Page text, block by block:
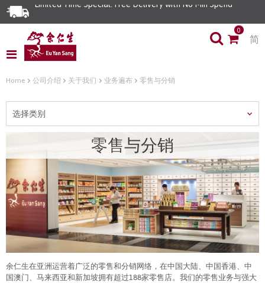
Limited Time Special: Free Delivery with No Min Spend
0
简
Home 公司介绍 关于我们 业务遍布 零售与分销
选择类别
零售与分销
余仁生在亚洲运营着广泛的零售和分销网络，在中国大陆、中国香港、中
国澳门、马来西亚和新加坡拥有超过188家零售店。我们的零售业务与强大